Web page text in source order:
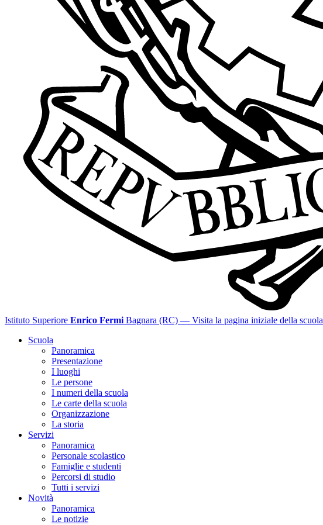
Istituto Superiore Enrico Fermi Bagnara (RC) — Visita la pagina iniziale della scuola
Scuola
Panoramica
Presentazione
I luoghi
Le persone
I numeri della scuola
Le carte della scuola
Organizzazione
La storia
Servizi
Panoramica
Personale scolastico
Famiglie e studenti
Percorsi di studio
Tutti i servizi
Novità
Panoramica
Le notizie